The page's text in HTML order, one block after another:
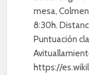
mesa,
8:30h.
Puntuación
https://